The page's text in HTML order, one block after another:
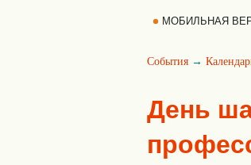
МОБИЛЬНАЯ
События →
День